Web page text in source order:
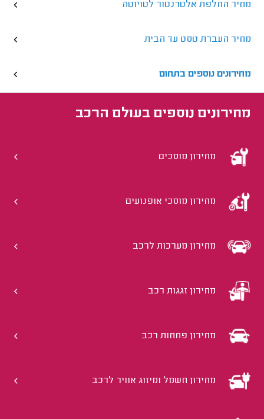
מחיר החלפת אלטרנטור לטויוטה
מחיר העברת טסט עד הבית
מחירונים נוספים בתחום
מחירונים נוספים בעולם הרכב
מחירון מוסכים
מחירון מוסכי אופנועים
מחירון מערכות לרכב
מחירון זגגות רכב
מחירון פחחות רכב
מחירון חשמל ומיזוג אוויר לרכב